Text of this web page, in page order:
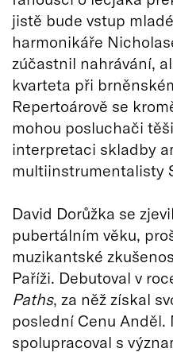
jistě bude vstup
harmonikáře
zúčastnil nahrávání,
kvarteta při
Repertoárově se
mohou posluchači
interpretaci skladby
multiinstrumentalisty
David Dorůžka se
pubertálním věku,
muzikantské
Paříži. Debutoval v
Paths, za něž získal
poslední Cenu
spolupracoval s